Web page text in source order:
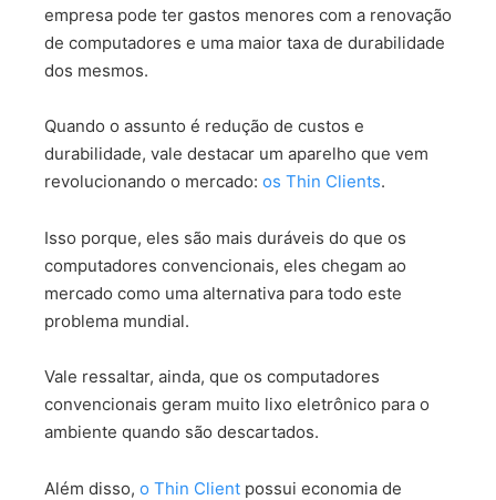
empresa pode ter gastos menores com a renovação
de computadores e uma maior taxa de durabilidade
dos mesmos.
Quando o assunto é redução de custos e
durabilidade, vale destacar um aparelho que vem
revolucionando o mercado: os Thin Clients.
Isso porque, eles são mais duráveis do que os
computadores convencionais, eles chegam ao
mercado como uma alternativa para todo este
problema mundial.
Vale ressaltar, ainda, que os computadores
convencionais geram muito lixo eletrônico para o
ambiente quando são descartados.
Além disso, o Thin Client possui economia de